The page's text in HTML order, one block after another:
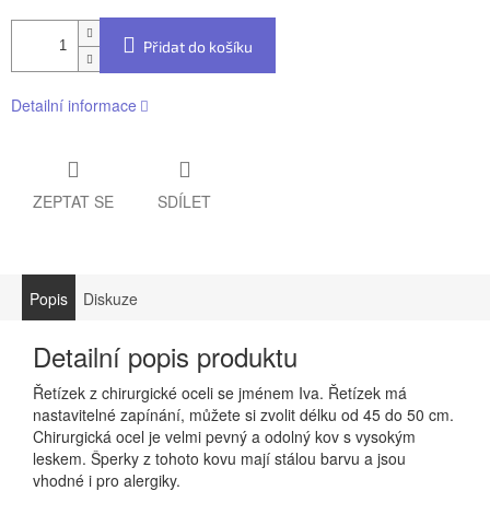
Přidat do košíku
Detailní informace
ZEPTAT SE SDÍLET
Popis Diskuze
Detailní popis produktu
Řetízek z chirurgické oceli se jménem Iva. Řetízek má
nastavitelné zapínání, můžete si zvolit délku od 45 do 50 cm.
Chirurgická ocel je velmi pevný a odolný kov s vysokým
leskem. Šperky z tohoto kovu mají stálou barvu a jsou
vhodné i pro alergiky.